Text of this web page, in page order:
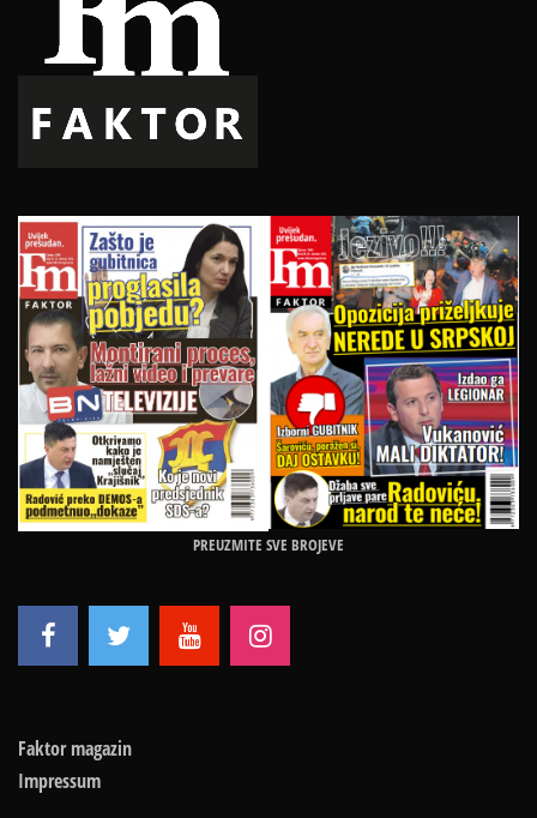
PREUZMITE SVE BROJEVE
Faktor magazin
Impressum